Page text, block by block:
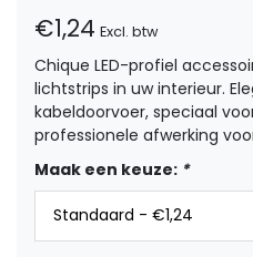
€1,24 Excl. btw
Chique LED-profiel
lichtstrips in uw interieur.
kabeldoorvoer, speciaal
professionele afwerking
Maak een keuze: *